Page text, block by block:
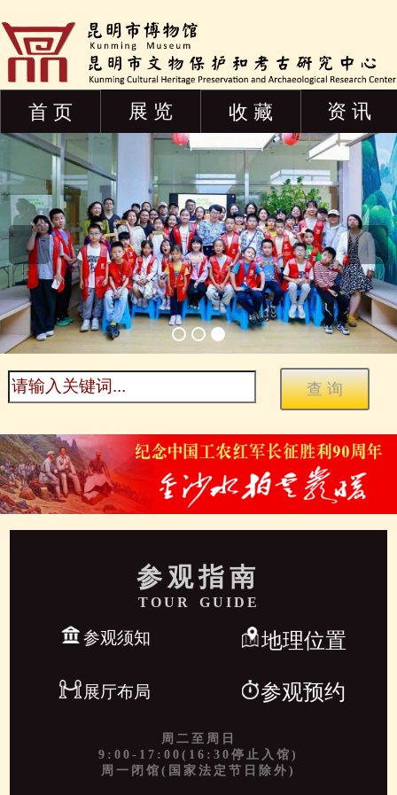
首 页 展 览 收 藏 资 讯
参观指南
TOUR GUIDE
参观须知 地理位置
展厅布局 参观预约
周二至周日
9:00-17:00(16:30停止入馆)
周一闭馆(国家法定节日除外)